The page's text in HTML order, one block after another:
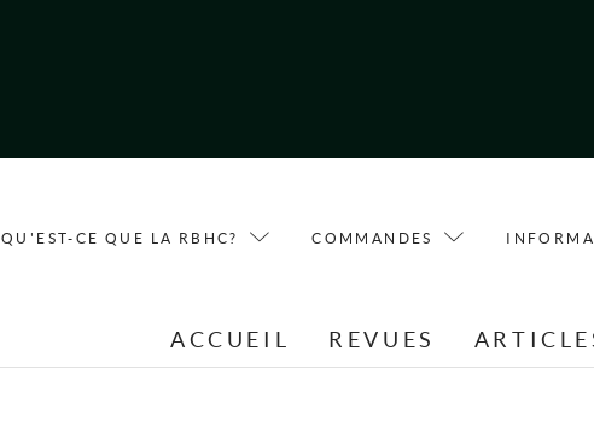
QU'EST-CE QUE LA RBHC? COMMANDES
ACCUEIL REVUES